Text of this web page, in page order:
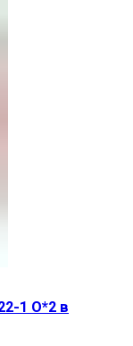
1 О*2 в